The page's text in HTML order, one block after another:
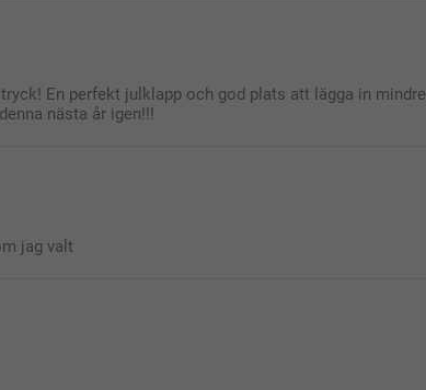
så roligt med nöjda kunder!
En perfekt julklapp och god plats att lägga in mindre
nästa år igen!!!
jag valt